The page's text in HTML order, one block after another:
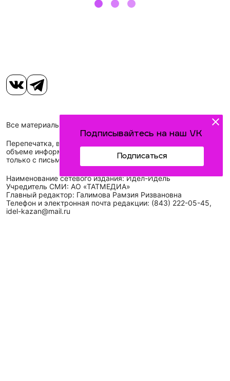
Подписывайтесь на наш VK
Подписаться
Все материалы, размещенные на сайте, защищены законом.
Перепечатка, воспроизведение и распространение в любом
объеме информации, размещенной на сайте, возможна
только с письменного согласия редакций СМИ.
Наименование сетевого издания: Идел-Идель
Учредитель СМИ: АО «ТАТМЕДИА»
Главный редактор: Галимова Рамзия Ризвановна
Телефон и электронная почта редакции: (843) 222-05-45,
idel-kazan@mail.ru